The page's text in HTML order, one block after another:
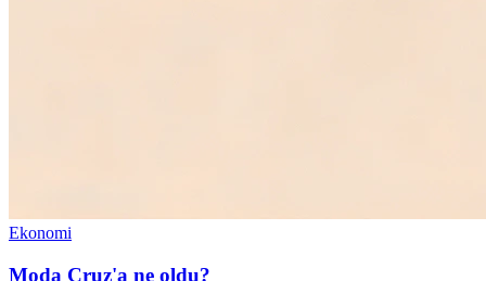
Ekonomi
Moda Cruz'a ne oldu?